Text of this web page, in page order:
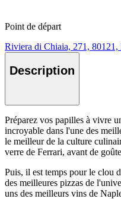
Point de départ
Riviera di Chiaia, 271, 80121,
Description
Préparez vos papilles à vivre
incroyable dans l'une des
le meilleur de la culture
verre de Ferrari, avant de
Puis, il est temps pour le clou
des meilleures pizzas de
uns des meilleurs vins de